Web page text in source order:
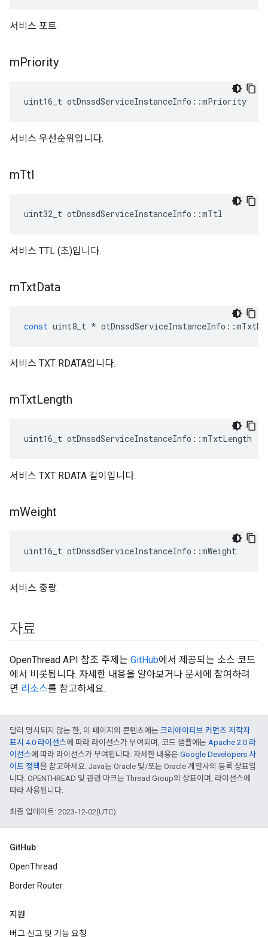
서비스 포트.
mPriority
uint16_t otDnssdServiceInstanceInfo ::mPriority
서비스 우선순위입니다.
mTtl
uint32_t otDnssdServiceInstanceInfo ::mTtl
서비스 TTL (초)입니다.
mTxtData
const uint8_t * otDnssdServiceInstanceInfo ::
서비스 TXT RDATA입니다.
mTxtLength
uint16_t otDnssdServiceInstanceInfo ::mTxtLength
서비스 TXT RDATA 길이입니다.
mWeight
uint16_t otDnssdServiceInstanceInfo ::mWeight
서비스 중량.
자료
OpenThread API 참조 주제는 GitHub에서 제공되는 소스 코드
에서 비롯됩니다. 자세한 내용을 알아보거나 문서에 참여하려
면 리소스를 참고하세요.
달리 명시되지 않는 한, 이 페이지의 콘텐츠에는 크리에이티브 커먼즈 저작자
표시 4.0 라이선스에 따라 라이선스가 부여되며, 코드 샘플에는 Apache 2.0 라
이선스에 따라 라이선스가 부여됩니다. 자세한 내용은 Google Developers 사
이트 정책을 참고하세요. Java는 Oracle 및/또는 Oracle 계열사의 등록 상표입
니다. OPENTHREAD 및 관련 마크는 Thread Group의 상표이며, 라이선스에
따라 사용됩니다.
최종 업데이트: 2023-12-02(UTC)
GitHub
OpenThread
Border Router
지원
버그 신고 및 기능 요청